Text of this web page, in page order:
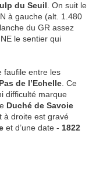
du Seuil . On suit le
à gauche (alt. 1.480
du GR assez
le sentier qui
faufile entre les
Pas de l’Echelle . Ce
difficulté marque
Duché de Savoie
à droite est gravé
et d’une date - 1822